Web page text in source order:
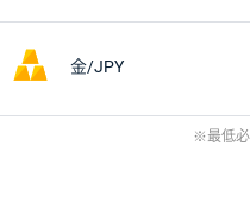
金/JPY
最低